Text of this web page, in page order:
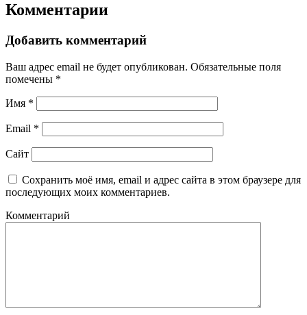
Комментарии
Добавить комментарий
Ваш адрес email не будет опубликован. Обязательные поля
помечены *
Имя *
Email *
Сайт
Сохранить моё имя, email и адрес сайта в этом браузере для
последующих моих комментариев.
Комментарий